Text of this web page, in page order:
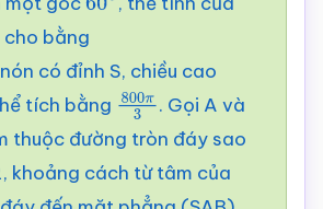
60∘
cho bằng
có đỉnh S, chiều cao
tích bằng 800π 3
. Gọi A và
thuộc đường tròn đáy sao
khoảng cách từ tâm của